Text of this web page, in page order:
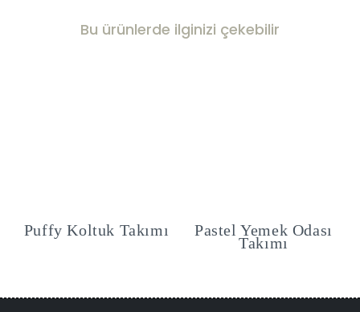
Bu ürünlerde ilginizi çekebilir
Puffy Koltuk Takımı Pastel Yemek Odası
Takımı